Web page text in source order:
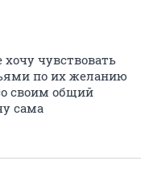
чувствовать
по их желанию
своим общий
сама